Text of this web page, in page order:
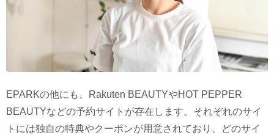
EPARKの他にも、Rakuten BEAUTYやHOT PEPPER
BEAUTYなどの予約サイトが存在します。それぞれのサイ
トには独自の特典やクーポンが用意されており、どのサイ